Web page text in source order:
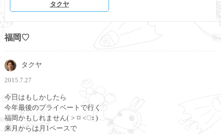
タクヤ
福岡♡
タクヤ
2015.7.27
今日はもしかしたら
今年最後のプライベートで行く
福岡かもしれません( ˃ ⌑ ˂ഃ )
来月からは月1ペースで